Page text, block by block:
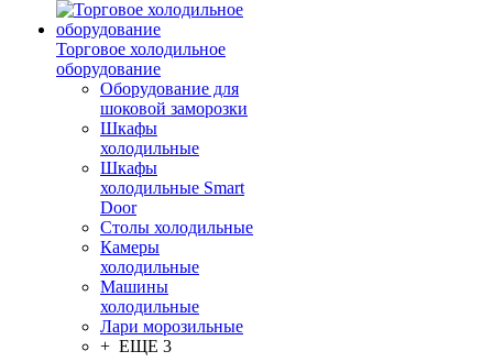
Торговое холодильное
оборудование
Оборудование для
шоковой заморозки
Шкафы
холодильные
Шкафы
холодильные Smart
Door
Столы холодильные
Камеры
холодильные
Машины
холодильные
Лари морозильные
+ ЕЩЕ 3